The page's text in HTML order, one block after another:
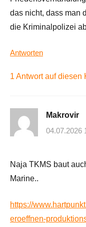
das nicht, dass man
die Kriminalpolizei
Antworten
1 Antwort auf
Makrovir
04.07.2026
Naja TKMS baut
Marine..
https://
eroeffnen-